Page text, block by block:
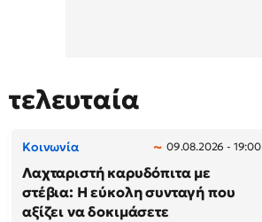
τελευταία
Κοινωνία 09.08.2026 - 19:00
Λαχταριστή καρυδόπιτα με
στέβια: Η εύκολη συνταγή που
αξίζει να δοκιμάσετε